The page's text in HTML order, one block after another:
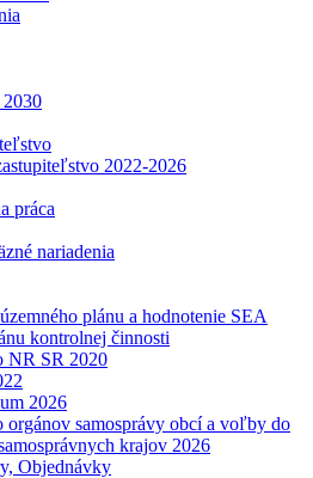
2022-2026
práca
nariadenia
plánu a hodnotenie SEA
kontrolnej činnosti
NR SR 2020
2026
samosprávy obcí a voľby do
krajov 2026
Objednávky